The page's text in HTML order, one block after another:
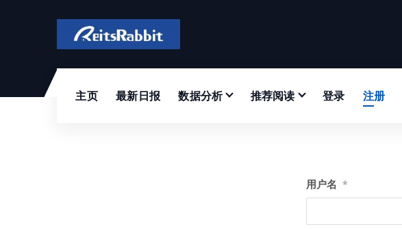
主页 最新日报 数据分析 推荐阅读 登录 注册
用户名 *